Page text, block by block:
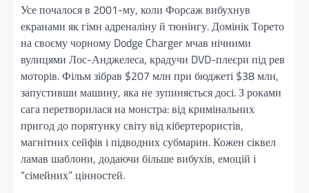
Усе почалося в 2001-му, коли Форсаж вибухнув
екранами як гімн адреналіну й тюнінгу. Домінік Торето
на своєму чорному Dodge Charger мчав нічними
вулицями Лос-Анджелеса, крадучи DVD-плеєри під рев
моторів. Фільм зібрав $207 млн при бюджеті $38 млн,
запустивши машину, яка не зупиняється досі. З роками
сага перетворилася на монстра: від кримінальних
пригод до порятунку світу від кібертерористів,
магнітних сейфів і підводних субмарин. Кожен сіквел
ламав шаблони, додаючи більше вибухів, емоцій і
“сімейних” цінностей.